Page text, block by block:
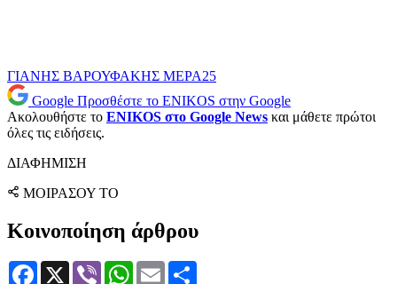
ΓΙΑΝΗΣ ΒΑΡΟΥΦΑΚΗΣ ΜΕΡΑ25
Google Προσθέστε το ENIKOS στην Google
Ακολουθήστε το ENIKOS στο Google News και μάθετε πρώτοι
όλες τις ειδήσεις.
ΔΙΑΦΗΜΙΣΗ
ΜΟΙΡΑΣΟΥ ΤΟ
Κοινοποίηση άρθρου
Facebook
X Viber WhatsApp
Email